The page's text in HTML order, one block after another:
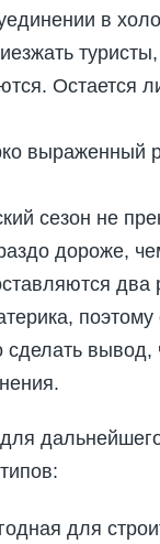
в
Остается
выраженный
сезон не
дороже,
вывод,
для